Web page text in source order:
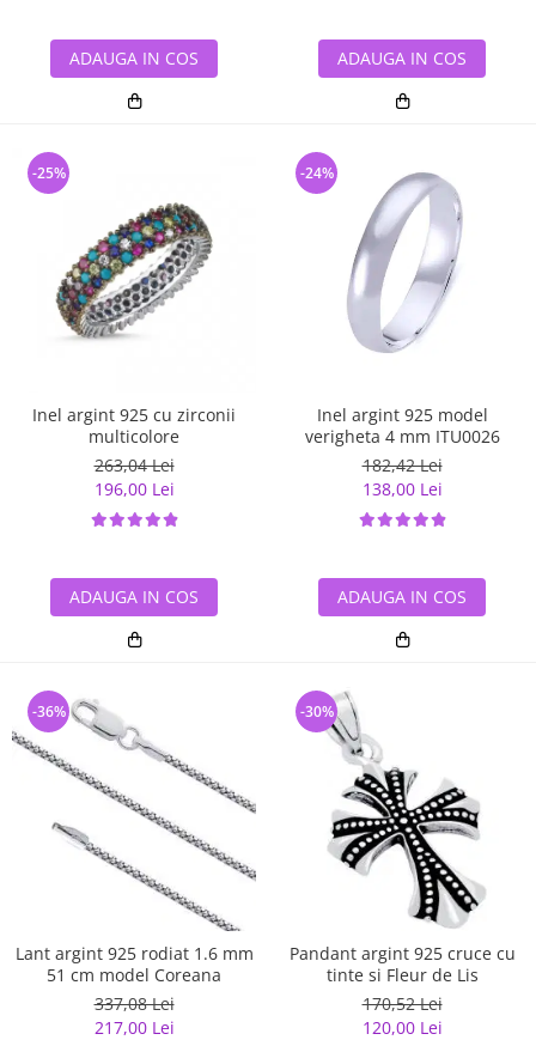
ADAUGA IN COS ADAUGA IN COS
Inel argint 925 cu zirconii
multicolore
263,04 Lei
196,00 Lei
-25%
ADAUGA IN COS
Inel argint 925 model
verigheta 4 mm ITU0026
182,42 Lei
138,00 Lei
-24%
ADAUGA IN COS
Lant argint 925 rodiat 1.6 mm
51 cm model Coreana
337,08 Lei
217,00 Lei
-36%
Pandant argint 925 cruce cu
tinte si Fleur de Lis
170,52 Lei
120,00 Lei
-30%